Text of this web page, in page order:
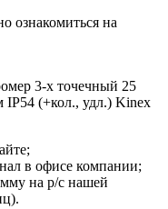
ознакомиться на
3-х точечный 25
(+кол., удл.) Kinex
в офисе компании;
на р/с нашей